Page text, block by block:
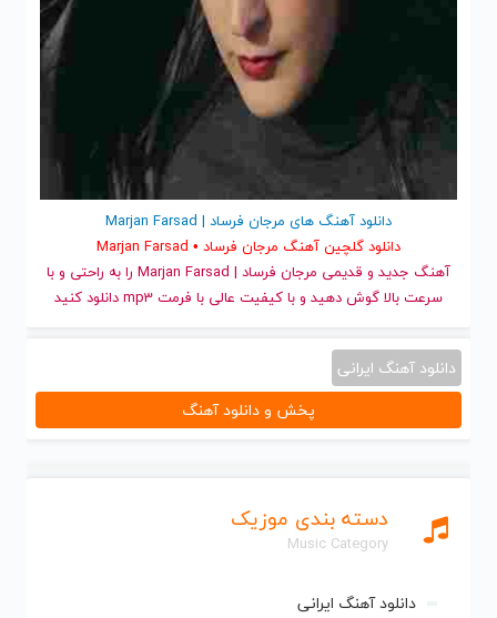
دسته بندی موزیک
Music Category
دانلود آهنگ ایرانی
دانلود آهنگ های مرجان فرساد | Marjan Farsad
دانلود گلچین آهنگ مرجان فرساد • Marjan Farsad
آهنگ جدید
و قدیمی مرجان فرساد | Marjan Farsad را به راحتی و با
سرعت بالا گوش دهید و با کیفیت عالی با فرمت mp3 دانلود کنید
دانلود آهنگ ایرانی
پخش و دانلود آهنگ